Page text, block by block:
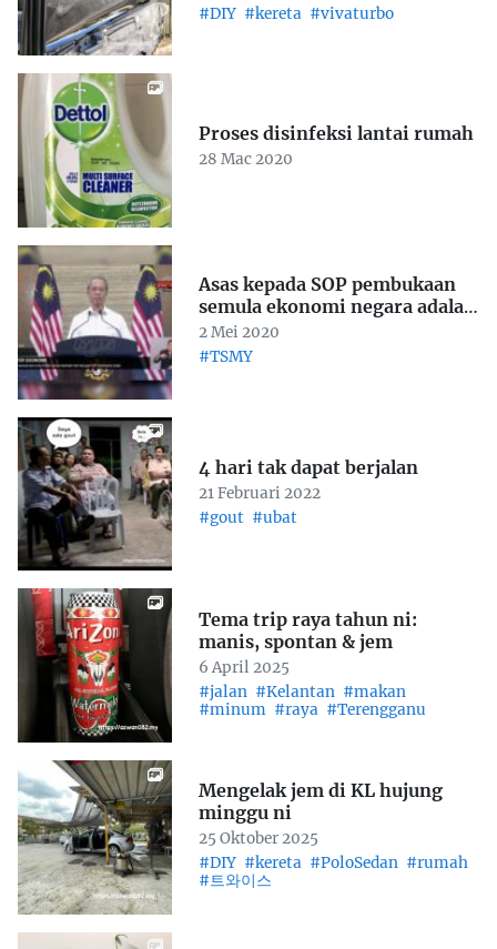
#DIY #kereta #vivaturbo
Proses disinfeksi lantai rumah
28 Mac 2020
Asas kepada SOP pembukaan
semula ekonomi negara adalah
tiga perkara ini:
2 Mei 2020
#TSMY
4 hari tak dapat berjalan
21 Februari 2022
#gout #ubat
Tema trip raya tahun ni:
manis, spontan & jem
6 April 2025
#jalan #Kelantan #makan
#minum #raya #Terengganu
Mengelak jem di KL hujung
minggu ni
25 Oktober 2025
#DIY #kereta #PoloSedan #rumah
#트와이스